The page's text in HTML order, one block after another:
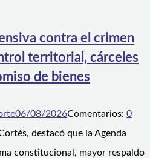
contra el crimen
territorial, cárceles
de bienes
06/08/2026Comentarios: 0
destacó que la Agenda
constitucional, mayor respaldo